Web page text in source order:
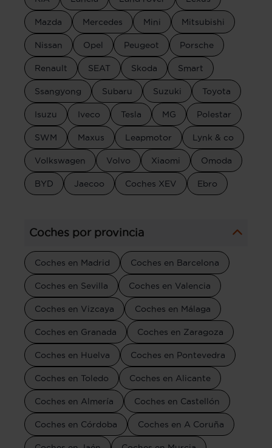
Mazda Mercedes Mini Mitsubishi
Nissan Opel Peugeot Porsche
Renault SEAT Skoda Smart
Ssangyong Subaru Suzuki Toyota
Isuzu Iveco Tesla MG Polestar
SWM Maxus Leapmotor Lynk & co
Volkswagen Volvo Xiaomi Omoda
BYD Jaecoo Coches XEV Ebro
Coches por provincia
Coches en Madrid Coches en Barcelona
Coches en Sevilla Coches en Valencia
Coches en Vizcaya Coches en Málaga
Coches en Granada Coches en Zaragoza
Coches en Huelva Coches en Pontevedra
Coches en Toledo Coches en Alicante
Coches en Almería Coches en Castellón
Coches en Córdoba Coches en A Coruña